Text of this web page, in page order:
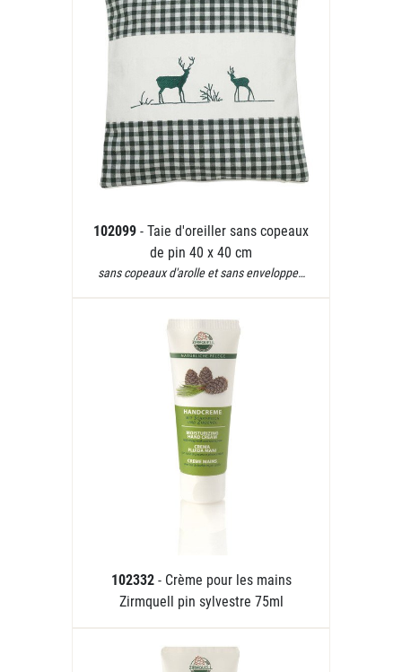
102099 - Taie d'oreiller sans copeaux
de pin 40 x 40 cm
sans copeaux d'arolle et sans enveloppe…
102332 - Crème pour les mains
Zirmquell pin sylvestre 75ml